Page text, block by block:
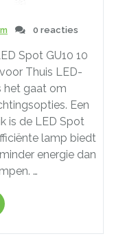
0 reacties
Spot GU10 10
Thuis LED-
het gaat om
Een
is de LED Spot
lamp biedt
energie dan
…